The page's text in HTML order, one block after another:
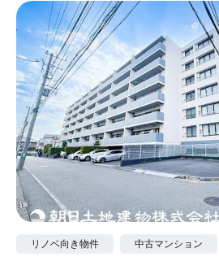
リノベ向き物件 中古マンション